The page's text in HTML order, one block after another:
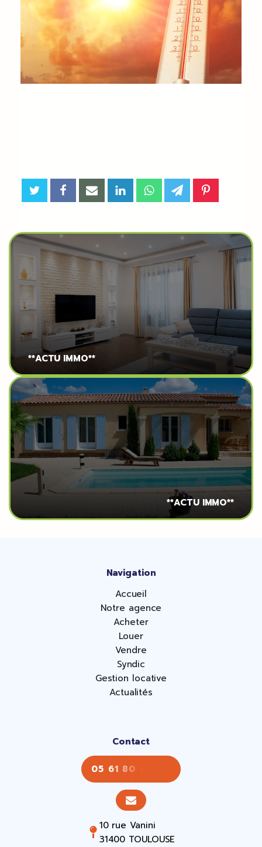
**ACTU IMMO**
**ACTU IMMO**
Navigation
Accueil
Notre agence
Acheter
Louer
Vendre
Syndic
Gestion locative
Actualités
Contact
05 61 80 43 43
10 rue Vanini
31400 TOULOUSE